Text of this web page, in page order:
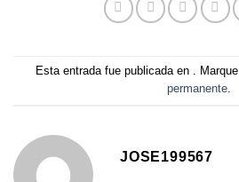
Esta entrada fue publicada en .
permanente.
JOSE199567